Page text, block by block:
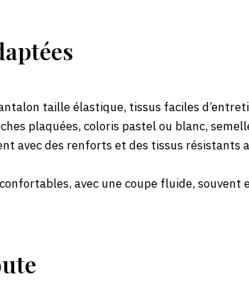
taille élastique, tissus faciles
plaquées, coloris pastel ou blanc,
avec des renforts et des tissus résistants
avec une coupe fluide,